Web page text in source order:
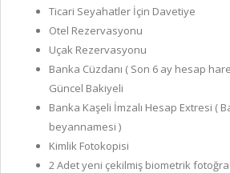
Ticari Seyahatler İçin Davetiye
Otel Rezervasyonu
Uçak Rezervasyonu
Banka Cüzdanı ( Son 6 ay hesap
Güncel Bakiyeli
Banka Kaşeli İmzalı Hesap Extresi (
beyannamesi )
Kimlik Fotokopisi
2 Adet yeni çekilmiş biometrik